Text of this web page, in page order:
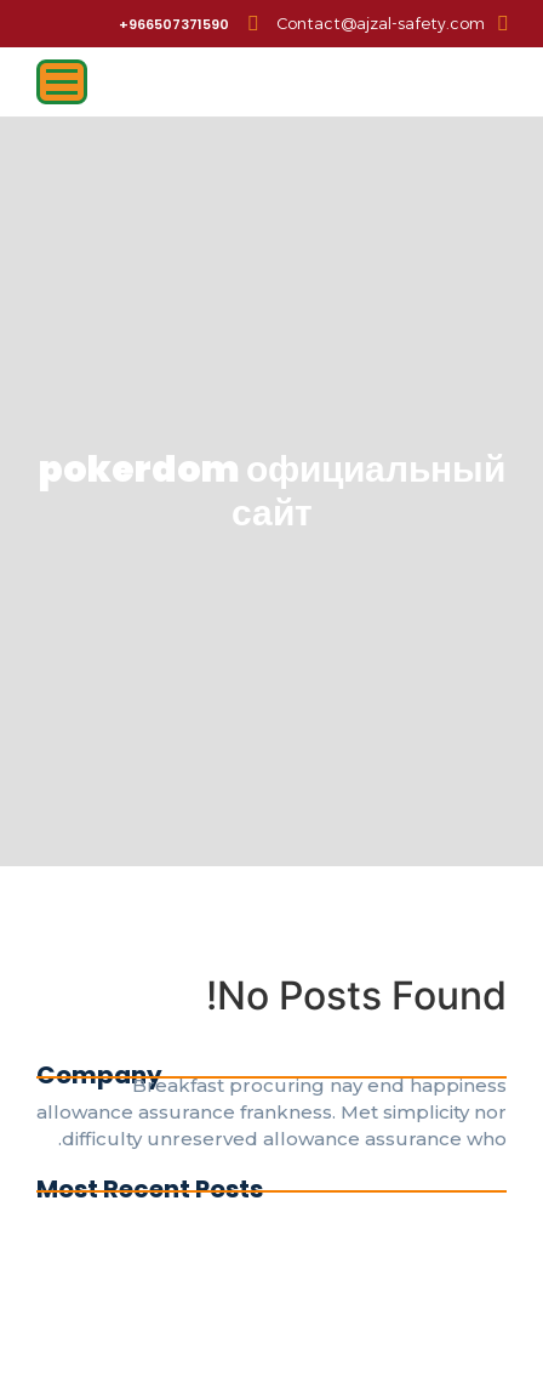
Contact@ajzal-safety.com
966507371590+
pokerdom официальный
сайт
No Posts Found!
CompanyBreakfast procuring nay end happiness
allowance assurance frankness. Met simplicity nor
difficulty unreserved allowance assurance who.
Most Recent Posts